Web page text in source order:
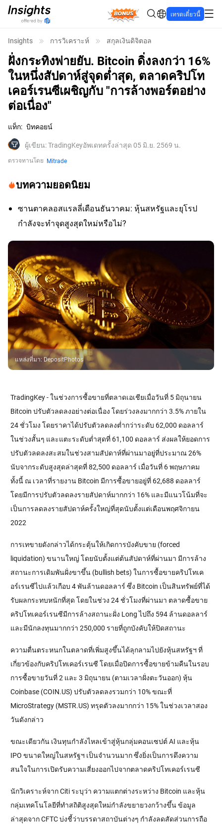
Bonus เทรดเดี๋ยวนี้
Insights การวิเคราะห์ สกุลเงินดิจิตอล
ฝั่งกระทิงพ่ายยับ. Bitcoin ดิ่งลงกว่า 16%
ในหนึ่งสัปดาห์สู่จุดต่ำสุด, ตลาดคริปโท
เคอร์เรนซีเผชิญกับ "การล้างพอร์ตอย่าง
ต่อเนื่อง"
แท็ก: บิทคอยน์
ผู้เขียน:TradingKeyอัพเดทครั้งล่าสุด 05 มิ.ย. 2569 น.
ตรวจทานโดย Mitrade
บทความยอดนิยม
ซานตาคลอสแรลลี่เดือนธันวาคม: หุ้นสหรัฐและยุโรป
กำลังจะทำจุดสูงสุดใหม่หรือไม่?
แหล่งที่มา:DepositPhotos
TradingKey - ในช่วงการซื้อขายที่ตลาดเอเชียเมื่อวันที่ 5 มิถุนายน
Bitcoin ปรับตัวลดลงอย่างต่อเนื่อง โดยร่วงลงมากกว่า 3.5% ภายใน
24 ชั่วโมง โดยราคาได้ปรับตัวลดลงต่ำกว่าระดับ 62,000 ดอลลาร์
ในช่วงสั้นๆ และแตะระดับต่ำสุดที่ 61,100 ดอลลาร์ ส่งผลให้ยอดการ
ปรับตัวลดลงสะสมในช่วงสามสัปดาห์ที่ผ่านมาอยู่ที่ประมาณ 26%
นับจากระดับสูงสุดล่าสุดที่ 82,500 ดอลลาร์ เมื่อวันที่ 6 พฤษภาคม
ทั้งนี้ ณ เวลาที่รายงาน Bitcoin มีการซื้อขายอยู่ที่ 62,688 ดอลลาร์
โดยมีการปรับตัวลดลงรายสัปดาห์มากกว่า 16% และมีแนวโน้มที่จะ
เป็นการลดลงรายสัปดาห์ครั้งใหญ่ที่สุดนับตั้งแต่เดือนพฤศจิกายน
2022
การเทขายดังกล่าวได้กระตุ้นให้เกิดการบังคับขาย (forced
liquidation) ขนานใหญ่ โดยนับตั้งแต่ต้นสัปดาห์ที่ผ่านมา มีการล้าง
สถานะการเดิมพันฝั่งขาขึ้น (bullish bets) ในการซื้อขายคริปโทเค
อร์เรนซีไปแล้วเกือบ 4 พันล้านดอลลาร์ ซึ่ง Bitcoin เป็นสินทรัพย์ที่ได้
รับผลกระทบหนักที่สุด โดยในช่วง 24 ชั่วโมงที่ผ่านมา ตลาดซื้อขาย
คริปโทเคอร์เรนซีมีการล้างสถานะฝั่ง Long ไปถึง 594 ล้านดอลลาร์
และมีนักลงทุนมากกว่า 250,000 รายที่ถูกบังคับให้ปิดสถานะ
ความตื่นตระหนกในตลาดที่เพิ่มสูงขึ้นได้ลุกลามไปยังหุ้นสหรัฐฯ ที่
เกี่ยวข้องกับคริปโทเคอร์เรนซี โดยเมื่อปิดการซื้อขายข้ามคืนในรอบ
การซื้อขายวันที่ 2 และ 3 มิถุนายน (ตามเวลาฝั่งตะวันออก) หุ้น
Coinbase (COIN.US) ปรับตัวลดลงรวมกว่า 10% ขณะที่
MicroStrategy (MSTR.US) ทรุดตัวลงมากกว่า 15% ในช่วงเวลาสอง
วันดังกล่าว
ขณะเดียวกัน เงินทุนกำลังไหลเข้าสู่หุ้นกลุ่มคอนเซปต์ AI และหุ้น
IPO ขนาดใหญ่ในสหรัฐฯ เป็นจำนวนมาก ซึ่งยิ่งเป็นการดึงความ
สนใจในการเปิดรับความเสี่ยงออกไปจากตลาดคริปโทเคอร์เรนซี
นักวิเคราะห์จาก Citi ระบุว่า ความแตกต่างระหว่าง Bitcoin และหุ้น
กลุ่มเทคโนโลยีที่ทำสถิติสูงสุดใหม่กำลังขยายวงกว้างขึ้น ข้อมูล
ล่าสุดจาก CFTC บ่งชี้ว่าบรรดาสถาบันต่างๆ กำลังลดสัดส่วนการถือ